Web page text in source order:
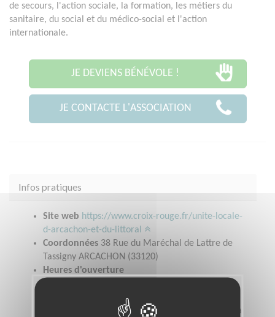
de secours, l'action sociale, la formation, les métiers du
sanitaire, du social et du médico-social et l'action
internationale.
JE DEVIENS BÉNÉVOLE !
JE CONTACTE L'ASSOCIATION
Infos pratiques
Site web https://www.croix-rouge.fr/unite-locale-
d-arcachon-et-du-littoral
Coordonnées 38 Rue du Maréchal de Lattre de
Tassigny ARCACHON (33120)
Heures d'ouverture
17H00Accueil social d'urgence : lundi et jeudi de
9H30 à 12H00Epicerie sociale : Mardi de 14H00 à